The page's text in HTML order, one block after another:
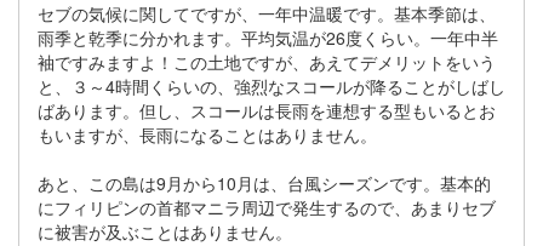
セブの気候に関してですが、一年中温暖です。基本季節は、
雨季と乾季に分かれます。平均気温が26度くらい。一年中半
袖ですみますよ！この土地ですが、あえてデメリットをいう
と、３～4時間くらいの、強烈なスコールが降ることがしばし
ばあります。但し、スコールは長雨を連想する型もいるとお
もいますが、長雨になることはありません。
あと、この島は9月から10月は、台風シーズンです。基本的
にフィリピンの首都マニラ周辺で発生するので、あまりセブ
に被害が及ぶことはありません。